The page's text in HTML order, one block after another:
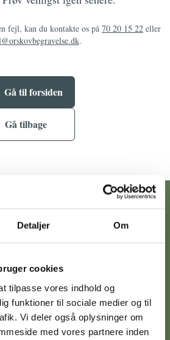
Detaljer Om
cookies
tilpasse vores indhold og
funktioner til sociale medier og til
Vi deler også oplysninger om
med vores partnere inden
fejl, kan du kontakte os på 70 20 15 22 eller
.
Gå til forsiden
Gå tilbage
Holbæk
59 45 10 14